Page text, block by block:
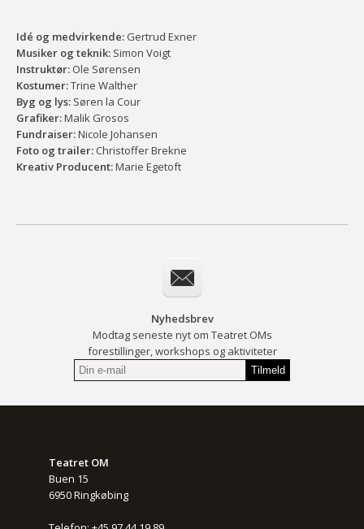
Idé og medvirkende: Gertrud Exner
Musiker og teknik: Simon Voigt
Instruktør: Ole Sørensen
Kostumer:Trine Walther
Byg og lys: Søren la Cour
Grafiker:Malik Grosos
Fundraiser:Nicole Johansen
Foto og trailer: Christoffer Brekne
Kreativ Producent:Marie Egetoft
Nyhedsbrev
Modtag seneste nyt om Teatret OMs
forestillinger, workshops og aktiviteter
Teatret OM
Buen 15
6950 Ringkøbing